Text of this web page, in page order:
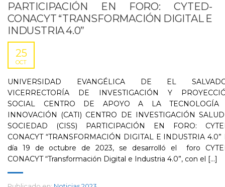
PARTICIPACIÓN EN FORO: CYTED-
CONACYT “TRANSFORMACIÓN DIGITAL E
INDUSTRIA 4.0”
25
OCT
UNIVERSIDAD EVANGÉLICA DE EL
VICERRECTORÍA DE INVESTIGACIÓN Y
SOCIAL CENTRO DE APOYO A LA
INNOVACIÓN (CATI) CENTRO DE INVESTIGACIÓN
SOCIEDAD (CISS) PARTICIPACIÓN EN FORO:
CONACYT “TRANSFORMACIÓN DIGITAL E INDUSTRIA
día 19 de octubre de 2023, se desarrolló el foro
CONACYT “Transformación Digital e Industria 4.0”, con el [...]